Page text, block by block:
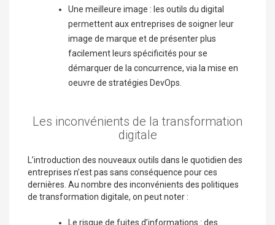
Une meilleure image : les outils du digital
permettent aux entreprises de soigner leur
image de marque et de présenter plus
facilement leurs spécificités pour se
démarquer de la concurrence, via la mise en
oeuvre de stratégies DevOps
Les inconvénients de la transformation
digitale
L’introduction des nouveaux outils dans le quotidien des
entreprises n’est pas sans conséquence pour ces
dernières. Au nombre des inconvénients des politiques
de transformation digitale, on peut noter :
Le risque de fuites d’informations : des